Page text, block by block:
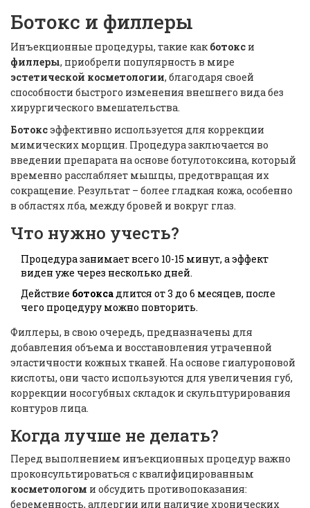
Ботокс и филлеры
Инъекционные процедуры, такие как ботокс и
филлеры, приобрели популярность в мире
эстетической косметологии, благодаря своей
способности быстрого изменения внешнего вида без
хирургического вмешательства.
Ботоксэффективно используется для коррекции
мимических морщин. Процедура заключается во
введении препарата на основе ботулотоксина, который
временно расслабляет мышцы, предотвращая их
сокращение. Результат – более гладкая кожа, особенно
в областях лба, между бровей и вокруг глаз.
Что нужно учесть?
Процедура занимает всего 10-15 минут, а эффект
виден уже через несколько дней.
Действие ботоксадлится от 3 до 6 месяцев, после
чего процедуру можно повторить.
Филлеры, в свою очередь, предназначены для
добавления объема и восстановления утраченной
эластичности кожных тканей. На основе гиалуроновой
кислоты, они часто используются для увеличения губ,
коррекции носогубных складок и скульптурирования
контуров лица.
Когда лучше не делать?
Перед выполнением инъекционных процедур важно
проконсультироваться с квалифицированным
косметологом и обсудить противопоказания:
беременность, аллергии или наличие хронических